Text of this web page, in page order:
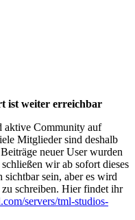
ist weiter erreichbar
aktive Community auf
Mitglieder sind deshalb
neuer User wurden
wir ab sofort dieses
sein, aber es wird
schreiben. Hier findet ihr
servers/tml-studios-